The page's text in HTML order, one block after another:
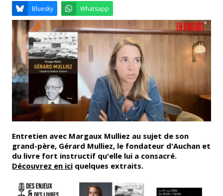
Email Facebook
Bluesky Whatsapp
Entretien avec Margaux Mulliez au sujet de son
grand-père, Gérard Mulliez, le fondateur d'Auchan et
du livre fort instructif qu'elle lui a consacré.
Découvrez en ici quelques extraits.